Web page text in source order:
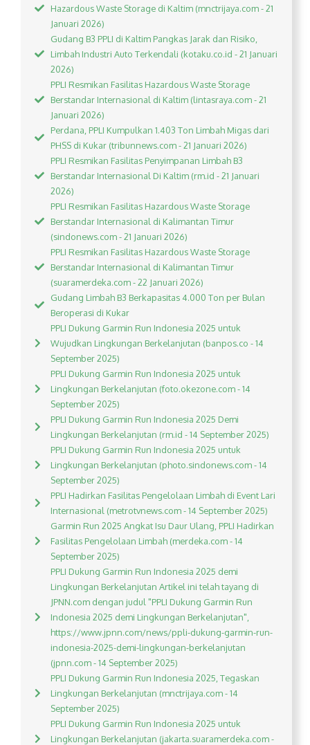
Hazardous Waste Storage di Kaltim (mnctrijaya.com - 21
Januari 2026)
Gudang B3 PPLI di Kaltim Pangkas Jarak dan Risiko,
Limbah Industri Auto Terkendali (kotaku.co.id - 21 Januari
2026)
PPLI Resmikan Fasilitas Hazardous Waste Storage
Berstandar Internasional di Kaltim (lintasraya.com - 21
Januari 2026)
Perdana, PPLI Kumpulkan 1.403 Ton Limbah Migas dari
PHSS di Kukar (tribunnews.com - 21 Januari 2026)
PPLI Resmikan Fasilitas Penyimpanan Limbah B3
Berstandar Internasional Di Kaltim (rm.id - 21 Januari
2026)
PPLI Resmikan Fasilitas Hazardous Waste Storage
Berstandar Internasional di Kalimantan Timur
(sindonews.com - 21 Januari 2026)
PPLI Resmikan Fasilitas Hazardous Waste Storage
Berstandar Internasional di Kalimantan Timur
(suaramerdeka.com - 22 Januari 2026)
Gudang Limbah B3 Berkapasitas 4.000 Ton per Bulan
Beroperasi di Kukar
PPLI Dukung Garmin Run Indonesia 2025 untuk
Wujudkan Lingkungan Berkelanjutan (banpos.co - 14
September 2025)
PPLI Dukung Garmin Run Indonesia 2025 untuk
Lingkungan Berkelanjutan (foto.okezone.com - 14
September 2025)
PPLI Dukung Garmin Run Indonesia 2025 Demi
Lingkungan Berkelanjutan (rm.id - 14 September 2025)
PPLI Dukung Garmin Run Indonesia 2025 untuk
Lingkungan Berkelanjutan (photo.sindonews.com - 14
September 2025)
PPLI Hadirkan Fasilitas Pengelolaan Limbah di Event Lari
Internasional (metrotvnews.com - 14 September 2025)
Garmin Run 2025 Angkat Isu Daur Ulang, PPLI Hadirkan
Fasilitas Pengelolaan Limbah (merdeka.com - 14
September 2025)
PPLI Dukung Garmin Run Indonesia 2025 demi
Lingkungan Berkelanjutan Artikel ini telah tayang di
JPNN.com dengan judul "PPLI Dukung Garmin Run
Indonesia 2025 demi Lingkungan Berkelanjutan",
https://www.jpnn.com/news/ppli-dukung-garmin-run-
indonesia-2025-demi-lingkungan-berkelanjutan
(jpnn.com - 14 September 2025)
PPLI Dukung Garmin Run Indonesia 2025, Tegaskan
Lingkungan Berkelanjutan (mnctrijaya.com - 14
September 2025)
PPLI Dukung Garmin Run Indonesia 2025 untuk
Lingkungan Berkelanjutan (jakarta.suaramerdeka.com -